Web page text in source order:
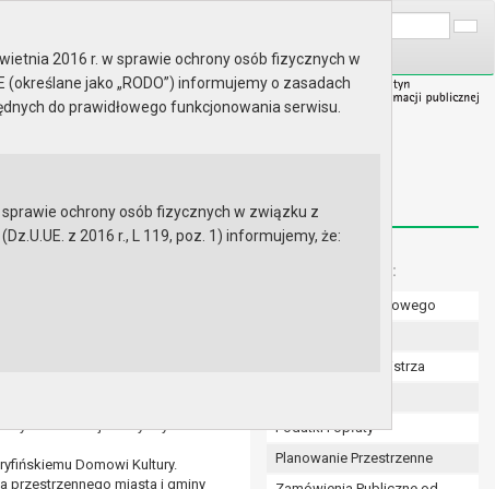
Finansowej Gminy Gryfino na
Domowi Kultury.
przestrzennego miasta i gminy
Menu dodatkowe:
Numer konta bankowego
Zarządzenia Burmistrza
Podatki i opłaty
Planowanie Przestrzenne
2016 r. w sprawie ochrony osób fizycznych w
jako „RODO”) informujemy o zasadach
do prawidłowego funkcjonowania serwisu.
sprawie ochrony osób fizycznych w związku z
z 2016 r., L 119, poz. 1) informujemy, że: